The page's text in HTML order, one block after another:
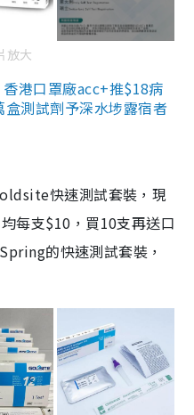
放大
港口罩廠acc+推$18病
測試劑予深水埗露宿者
快速測試套裝，現
每支$10，買10支再送口
的快速測試套裝，